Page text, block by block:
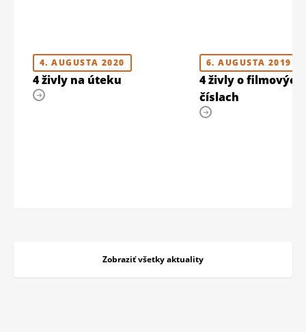
4. AUGUSTA 2020
4 živly na úteku
6. AUGUSTA 2019
4 živly o filmových
číslach
Zobraziť všetky aktuality